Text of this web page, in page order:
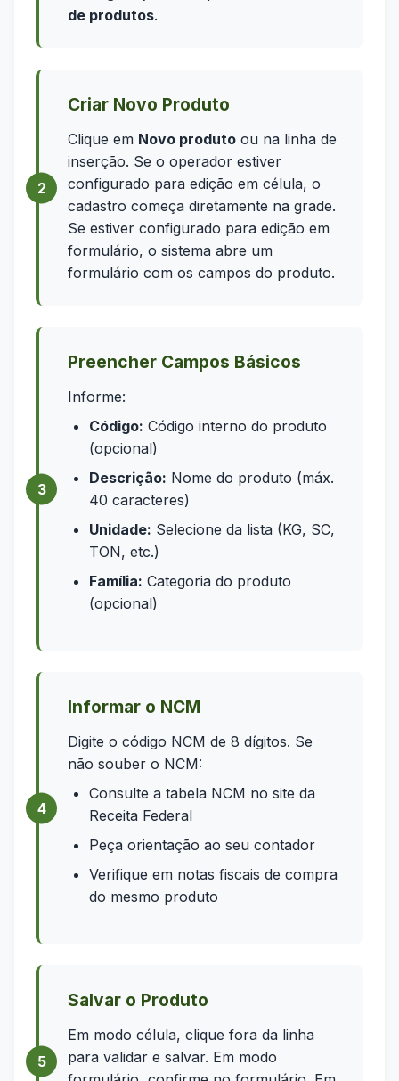
de produtos.
Criar Novo Produto
Clique em Novo produto ou na linha de
inserção. Se o operador estiver
configurado para edição em célula, o
cadastro começa diretamente na grade.
Se estiver configurado para edição em
formulário, o sistema abre um
formulário com os campos do produto.
Preencher Campos Básicos
Informe:
Código: Código interno do produto
(opcional)
Descrição: Nome do produto (máx.
40 caracteres)
Unidade: Selecione da lista (KG, SC,
TON, etc.)
Família: Categoria do produto
(opcional)
Informar o NCM
Digite o código NCM de 8 dígitos. Se
não souber o NCM:
Consulte a tabela NCM no site da
Receita Federal
Peça orientação ao seu contador
Verifique em notas fiscais de compra
do mesmo produto
Salvar o Produto
Em modo célula, clique fora da linha
para validar e salvar. Em modo